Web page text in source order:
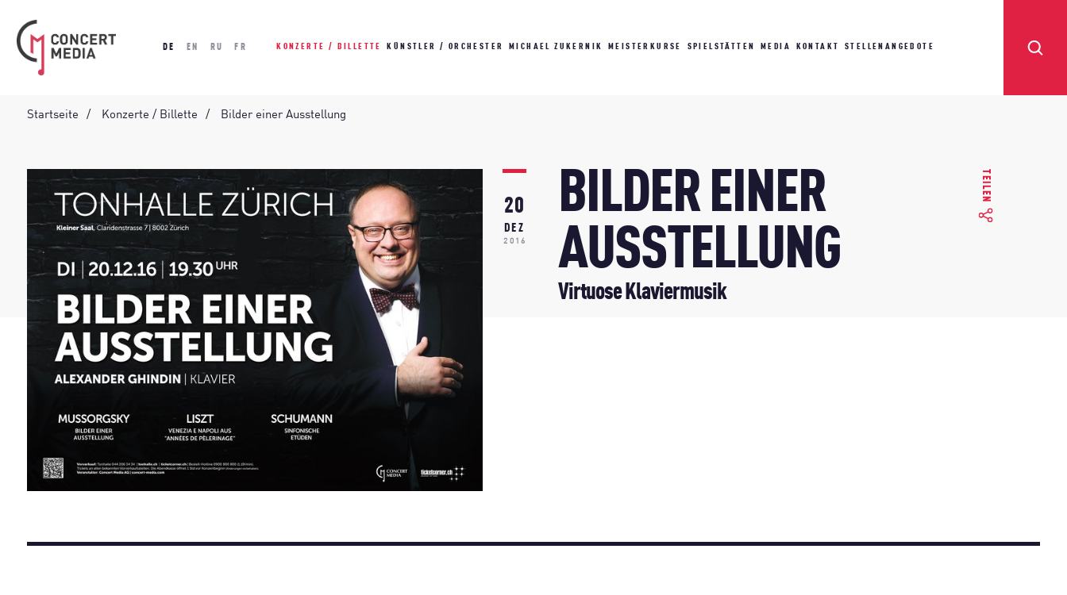
DE EN RU FR KONZERTE / BILLETTE KÜNSTLER / ORCHESTER MICHAEL ZUKERNIK MEISTERKURSE SPIELSTÄTTEN MEDIA KONTAKT STELLENANGEBOTE
Startseite Konzerte / Billette Bilder einer Ausstellung
20
DEZ
2016
BILDER EINER
AUSSTELLUNG
Virtuose Klaviermusik
TEILEN